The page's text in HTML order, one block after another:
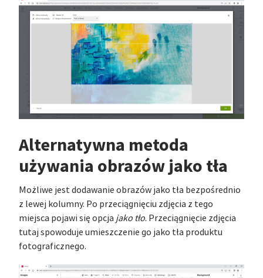
Alternatywna metoda
używania obrazów jako tła
Możliwe jest dodawanie obrazów jako tła bezpośrednio
z lewej kolumny. Po przeciągnięciu zdjęcia z tego
miejsca pojawi się opcja jako tło. Przeciągnięcie zdjęcia
tutaj spowoduje umieszczenie go jako tła produktu
fotograficznego.